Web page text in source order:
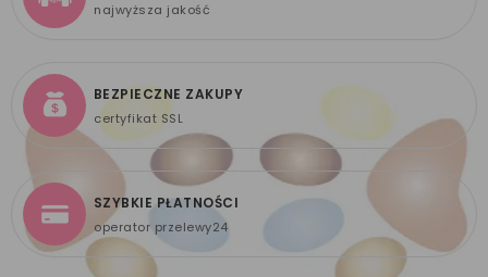
najwyższa jakość
BEZPIECZNE ZAKUPY
certyfikat SSL
SZYBKIE PŁATNOŚCI
operator przelewy24